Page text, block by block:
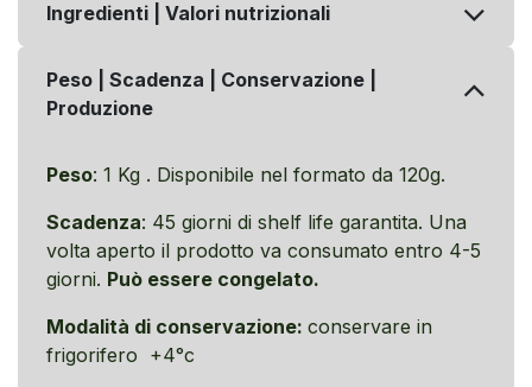
Ingredienti | Valori nutrizionali
Peso | Scadenza | Conservazione |
Produzione
Peso: 1 Kg . Disponibile nel formato da 120g.
Scadenza: 45 giorni di shelf life garantita. Una
volta aperto il prodotto va consumato entro 4-5
giorni. Può essere congelato.
Modalità di conservazione: conservare in
frigorifero +4°c